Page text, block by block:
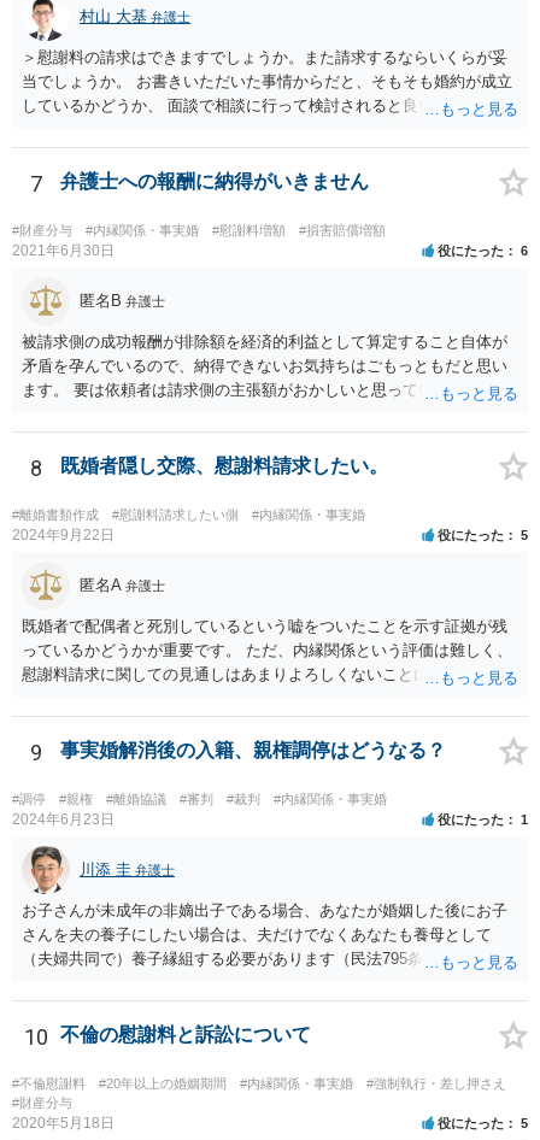
村山 大基 弁護士
＞慰謝料の請求はできますでしょうか。また請求するならいくらが妥
当でしょうか。 お書きいただいた事情からだと、そもそも婚約が成立
しているかどうか、 面談で相談に行って検討されると良いと思いま
あるからです。 他方で、実際問題として同棲のために金銭的不利益が
生じているので、 厳密に婚約が成立しているかどうかは別として、話
す。 相手としても、裁判までして争って支払いゼロを目指すよりは、
一定額を支払って円満に解決したいと考える可能性はあります。
7 弁護士への報酬に納得がいきません
#財産分与 #内縁関係・事実婚 #慰謝料増額 #損害賠償増額
2021年6月30日 役にたった 6
匿名B 弁護士
被請求側の成功報酬が排除額を経済的利益として算定すること自体が
矛盾を孕んでいるので、納得できないお気持ちはごもっともだと思い
ます。 要は依頼者は請求側の主張額がおかしいと思っているからこそ
しておきながら、成功報酬の請求の段になるとその「おかしい」請求
側の主張額を基準にして排除額を経済的利益として成功報酬を算定す
るのは、二枚舌との誹りを受けても仕方がない面もあるように思いま
す。 ですので、被請求側の弁護士は、タイムチャージを併用したり、
対応継続月毎に報酬を受けたり、出廷日当で調整したり、できるだけ
いますが、そうなってくると弁護士に勝訴インセンティブが働きにく
くなるのがなかなか難しいところです。 二枚舌を避けつつ、勝訴イン
センティブも確保するためには、請求側の主張額を鵜呑みにした排除
額ベースとするのではなく、弁護士として反対の立場であれば、２～
３割くらいの確率で認められそうな金額がいくらくらいかを提示した
ないと目くじらを立てる依頼者もいそうなので、やはり難点がありま
たり、長期化した場合は追加着手金を請求できるようにしたりして最
悪排除額ベースの成功報酬はもらえなくても気にしないというのが良
いように思っています。 いずれにせよ、どういう形をとるにせよ、支
払う報酬額はあまり変わらないと思いますので、そのとおりに支払っ
ても損にはならないはずです。 基本的に弁護士に1時間動いてもらう
場合の相場は税抜2万円くらいですので、あなたの事件に50時間以上費
やしているのであれば排除額ベースの成功報酬が支払われないと弁護
士にとっては割りの悪い事件ということになるかと存じます。
8 既婚者隠し交際、慰謝料請求したい。
#離婚書類作成 #慰謝料請求したい側 #内縁関係・事実婚
2024年9月22日 役にたった 5
匿名A 弁護士
既婚者で配偶者と死別しているという嘘をついたことを示す証拠が残
っているかどうかが重要です。 ただ、内縁関係という評価は難しく、
慰謝料請求に関しての見通しはあまりよろしくないことにご留意なさ
9 事実婚解消後の入籍、親権調停はどうなる？
#調停 #親権 #離婚協議 #審判 #裁判 #内縁関係・事実婚
2024年6月23日 役にたった 1
川添 圭 弁護士
お子さんが未成年の非嫡出子である場合、あなたが婚姻した後にお子
さんを夫の養子にしたい場合は、夫だけでなくあなたも養母として
（夫婦共同で）養子縁組する必要があります（民法795条本文）。これ
母と子の間が非嫡出子の関係のままではバランスに欠けるためである
と説明されています。 そして、再婚後の養子縁組によって夫婦の共同
親権となった場合は、血縁上の父親からの父を親権者とする協議に代
わる調停及び審判（民法819条5項）は認められないと考えます。 この
点について明確な判例はありませんが、離婚後の親権者変更（民法819
条6項）においては、離婚後に親権者が再婚して元夫婦の子と再婚相手
10 不倫の慰謝料と訴訟について
#不倫慰謝料 #20年以上の婚姻期間 #内縁関係・事実婚
#強制執行・差し押さえ
#財産分与
2020年5月18日 役にたった 5